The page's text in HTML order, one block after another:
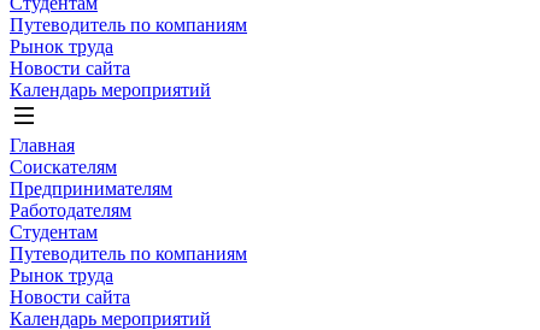
Путеводитель по компаниям
Рынок труда
Новости сайта
Календарь мероприятий
Главная
Соискателям
Предпринимателям
Работодателям
Студентам
Путеводитель по компаниям
Рынок труда
Новости сайта
Календарь мероприятий